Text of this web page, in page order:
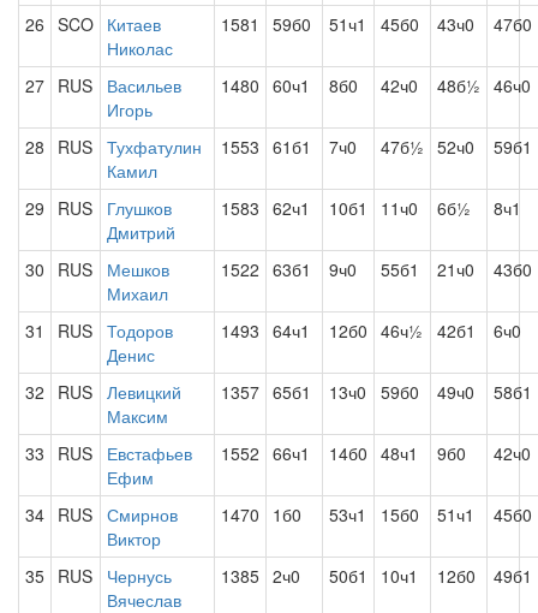
26 SCO Китаев
Николас
1581 59б0 51ч1 45б0 43ч0 47б0
27 RUS
Васильев
Игорь
1480 60ч1 8б0 42ч0 48б½ 46ч0
28 RUS Тухфатулин
Камил
1553 61б1 7ч0 47б½ 52ч0 59б1
29 RUS
Глушков
Дмитрий
1583 62ч1 10б1 11ч0 6б½ 8ч1
30 RUS
Мешков
Михаил
1522 63б1 9ч0 55б1 21ч0 43б0
31 RUS Тодоров
Денис
1493 64ч1 12б0 46ч½ 42б1 6ч0
32 RUS Левицкий
Максим
1357 65б1 13ч0 59б0 49ч0 58б1
33 RUS
Евстафьев
Ефим
1552 66ч1 14б0 48ч1 9б0 42ч0
34 RUS Смирнов
Виктор
1470 1б0 53ч1 15б0 51ч1 45б0
35 RUS
Чернусь
Вячеслав
1385 2ч0 50б1 10ч1 12б0 49б1